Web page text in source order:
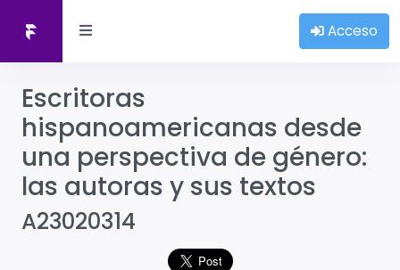
Acceso
Escritoras
hispanoamericanas desde
una perspectiva de género:
las autoras y sus textos
A23020314